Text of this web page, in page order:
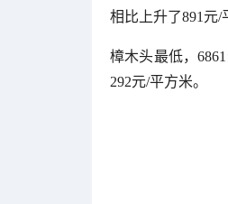
相比上升了891元/
樟木头最低，
292元/平方米。